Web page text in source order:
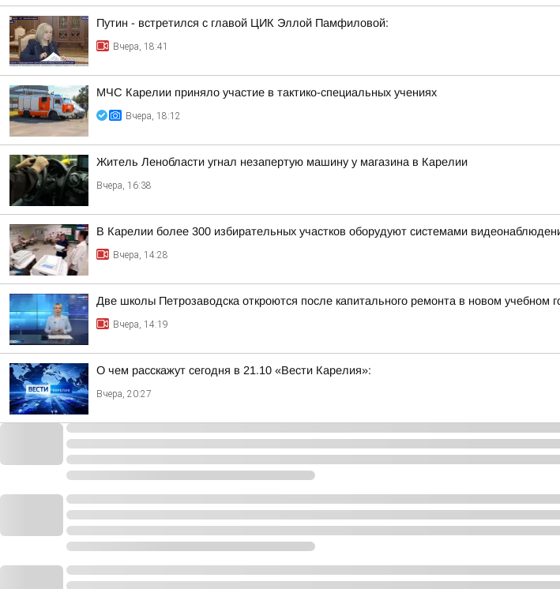
Путин - встретился с главой ЦИК Эллой Памфиловой:
Вчера, 18:41
МЧС Карелии приняло участие в тактико-специальных учениях
Вчера, 18:12
Житель Ленобласти угнал незапертую машину у магазина в Карелии
Вчера, 16:38
В Карелии более 300 избирательных участков оборудуют системами
Вчера, 14:28
Две школы Петрозаводска откроются после капитального ремонта в новом учебном
Вчера, 14:19
О чем расскажут сегодня в 21.10 «Вести Карелия»:
Вчера, 20:27